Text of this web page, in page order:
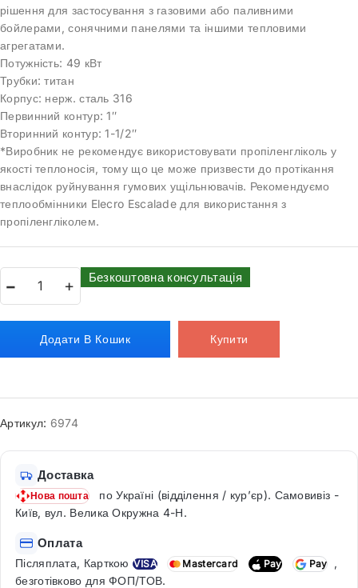
рішення для застосування з газовими або паливними
бойлерами, сонячними панелями та іншими тепловими
агрегатами.
Потужність: 49 кВт
Трубки: титан
Корпус: нерж. сталь 316
Первинний контур: 1″
Вторинний контур: 1-1/2″
*Виробник не рекомендує використовувати пропіленгліколь у
якості теплоносія, тому що це може призвести до протікання
внаслідок руйнування гумових ущільнювачів. Рекомендуємо
теплообмінники Elecro Escalade для використання з
пропіленгліколем.
Додати В Кошик Купити
Безкоштовна консультація
Артикул: 6974
Доставка
Нова пошта
по Україні (відділення / кур’єр). Самовивіз -
Київ, вул. Велика Окружна 4-Н.
Оплата
Післяплата, Карткою VISA Mastercard Pay Pay
,
безготівково для ФОП/ТОВ.